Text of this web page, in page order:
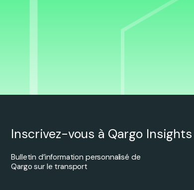
Inscrivez-vous à Qargo Insights
Bulletin d’information personnalisé de
Qargo sur le transport